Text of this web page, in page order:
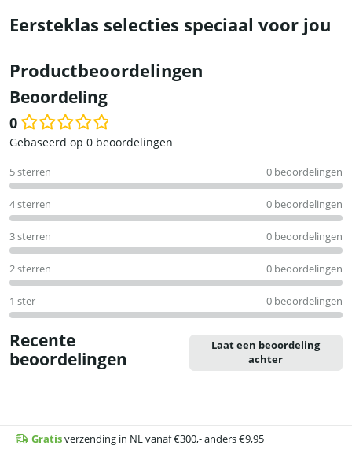
Eersteklas selecties speciaal voor jou
Productbeoordelingen
Beoordeling
0
Waardering
uit
5
Gebaseerd op 0 beoordelingen
5 sterren 0 beoordelingen
4 sterren 0 beoordelingen
3 sterren 0 beoordelingen
2 sterren 0 beoordelingen
1 ster 0 beoordelingen
Recente
beoordelingen
Laat een beoordeling
achter
Gratisverzending in NL vanaf €300,- anders €9,95